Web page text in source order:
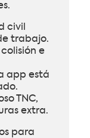
civil
trabajo.
e
app está
TNC,
extra.
para